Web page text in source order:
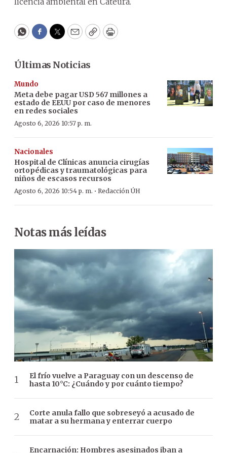
WhatsApp
Facebook
Twitter
EmailCopyPrint
Últimas Noticias
Mundo
Meta debe pagar USD 567 millones a
estado de EEUU por caso de menores
en redes sociales
Agosto 6, 2026 10:57 p. m.
Nacionales
Hospital de Clínicas anuncia cirugías
ortopédicas y traumatológicas para
niños de escasos recursos
Agosto 6, 2026 10:54 p. m. · Redacción ÚH
Notas más leídas
El frío vuelve a Paraguay con un descenso de
hasta 10°C: ¿Cuándo y por cuánto tiempo?
Corte anula fallo que sobreseyó a acusado de
matar a su hermana y enterrar cuerpo
Encarnación: Hombres asesinados iban a